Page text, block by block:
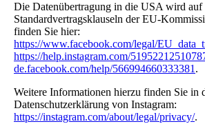
Die Datenübertragung in die USA wird auf
Standardvertragsklauseln der EU-
finden Sie hier:
https://www.facebook.com/legal/
https://help.instagram.com/
de.facebook.com/help/566994660333381 .
Weitere Informationen hierzu finden Sie in
Datenschutzerklärung von Instagram:
https://instagram.com/about/legal/privacy/.